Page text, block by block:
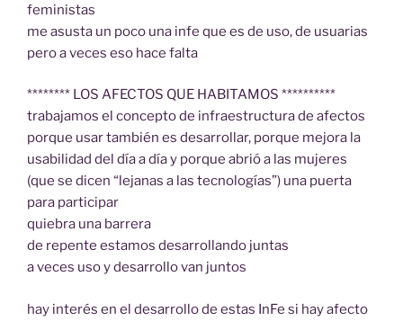
feministas
me asusta un poco una infe que es de uso, de usuarias
pero a veces eso hace falta
******** LOS AFECTOS QUE HABITAMOS **********
trabajamos el concepto de infraestructura de afectos
porque usar también es desarrollar, porque mejora la
usabilidad del día a día y porque abrió a las mujeres
(que se dicen “lejanas a las tecnologías”) una puerta
para participar
quiebra una barrera
de repente estamos desarrollando juntas
a veces uso y desarrollo van juntos
hay interés en el desarrollo de estas InFe si hay afecto